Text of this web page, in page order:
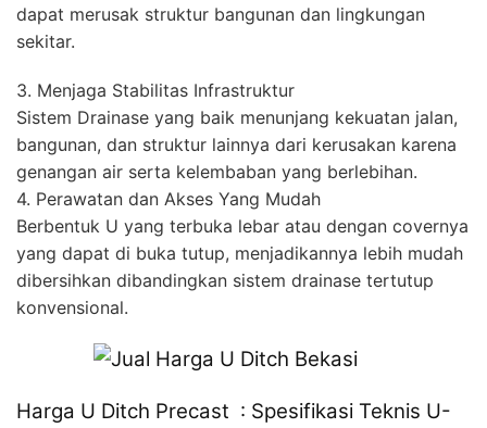
dapat merusak struktur bangunan dan lingkungan
sekitar.
3. Menjaga Stabilitas Infrastruktur
Sistem Drainase yang baik menunjang kekuatan jalan,
bangunan, dan struktur lainnya dari kerusakan karena
genangan air serta kelembaban yang berlebihan.
4. Perawatan dan Akses Yang Mudah
Berbentuk U yang terbuka lebar atau dengan covernya
yang dapat di buka tutup, menjadikannya lebih mudah
dibersihkan dibandingkan sistem drainase tertutup
konvensional.
Harga U Ditch Precast : Spesifikasi Teknis U-